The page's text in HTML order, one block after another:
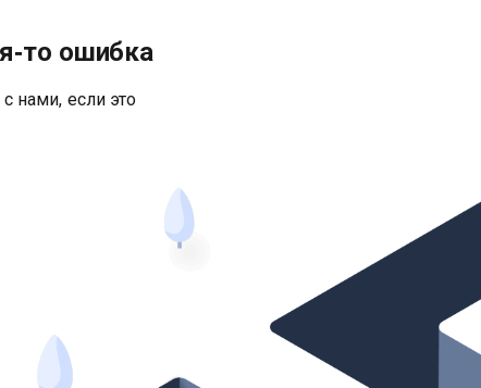
ошибка
нами, если это